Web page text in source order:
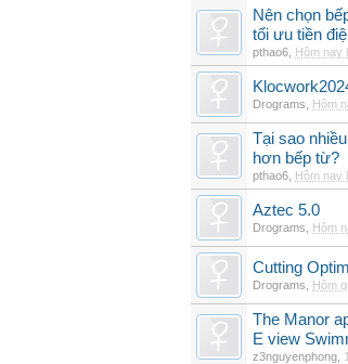
Nên chọn
tối ưu tiền
pthao6 Hôm nay
Drograms Hôm
Tại sao
hơn bếp từ?
pthao6 Hôm nay
Aztec 5.0
Drograms Hôm
Cutting
Drograms Hôm
The Manor
E view
z3nguyenphong